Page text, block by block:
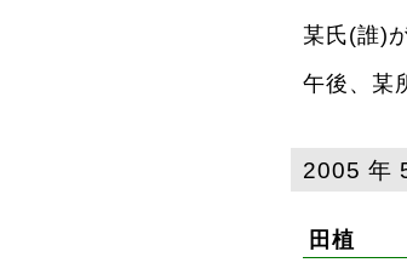
某氏(誰)
午後、某
2005 年
田植